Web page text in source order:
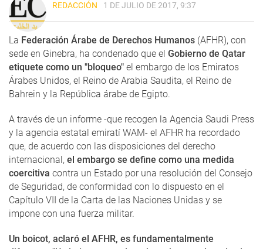
REDACCIÓN 1 DE JULIO DE 2017, 9:37
La Federación Árabe de Derechos Humanos (AFHR), con
sede en Ginebra, ha condenado que el Gobierno de Qatar
etiquete como un "bloqueo" el embargo de los Emiratos
Árabes Unidos, el Reino de Arabia Saudita, el Reino de
Bahrein y la República árabe de Egipto.
A través de un informe -que recogen la Agencia Saudi Press
y la agencia estatal emiratí WAM- el AFHR ha recordado
que, de acuerdo con las disposiciones del derecho
internacional, el embargo se define como una medida
coercitiva contra un Estado por una resolución del Consejo
de Seguridad, de conformidad con lo dispuesto en el
Capítulo VII de la Carta de las Naciones Unidas y se
impone con una fuerza militar.
Un boicot, aclaró el AFHR, es fundamentalmente